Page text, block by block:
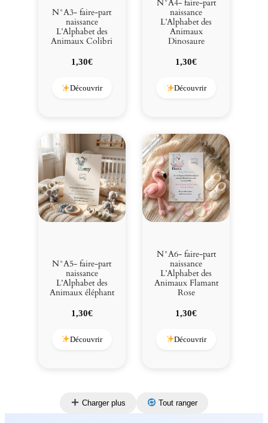
N°A3- faire-part
naissance
L’Alphabet des
Animaux Colibri
1,30€
Découvrir
N°A4- faire-part
naissance
L’Alphabet des
Animaux
Dinosaure
1,30€
Découvrir
N°A5- faire-part
naissance
L’Alphabet des
Animaux éléphant
1,30€
Découvrir
N°A6- faire-part
naissance
L’Alphabet des
Animaux Flamant
Rose
1,30€
Découvrir
Charger plus Tout ranger